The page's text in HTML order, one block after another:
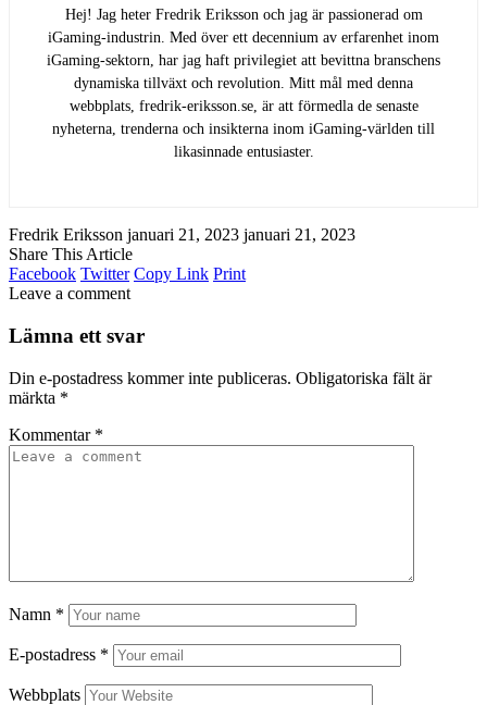
Hej! Jag heter Fredrik Eriksson och jag är passionerad om
iGaming-industrin. Med över ett decennium av erfarenhet inom
iGaming-sektorn, har jag haft privilegiet att bevittna branschens
dynamiska tillväxt och revolution. Mitt mål med denna
webbplats, fredrik-eriksson.se, är att förmedla de senaste
nyheterna, trenderna och insikterna inom iGaming-världen till
likasinnade entusiaster.
Fredrik Eriksson januari 21, 2023 januari 21, 2023
Share This Article
Facebook Twitter Copy Link Print
Leave a comment
Lämna ett svar
Din e-postadress kommer inte publiceras. Obligatoriska fält är
märkta *
Kommentar *
Namn *
E-postadress *
Webbplats